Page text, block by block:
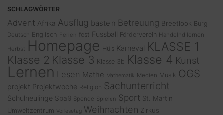
SCHLAGWÖRTER
Advent Afrika Ausflug basteln Betreuung Breetlook Burg
Deutsch Englisch Ferien fest Fussball Förderverein
Handelnd lernen
Herbst Homepage Hüls Karneval KLASSE 1
Klasse 2 Klasse 3 Klasse 3b Klasse 4 Kunst
Lernen Lesen Mathe Mathematik Medien Musik OGS
projekt Projektwoche Religion Sachunterricht
Schulneulinge Spaß Spende Spielen Sport St. Martin
Umweltzentrum Vorlesetag Weihnachten Zirkus